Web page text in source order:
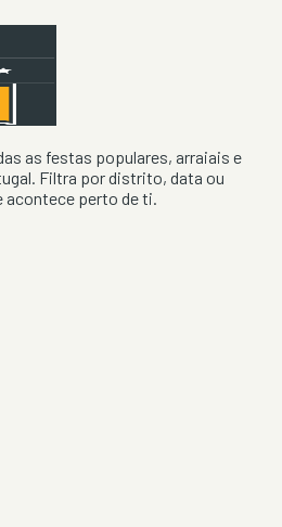
as festas populares, arraiais e
Filtra por distrito, data ou
acontece perto de ti.